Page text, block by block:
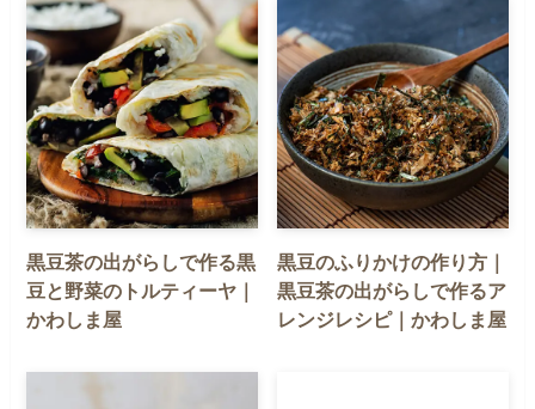
黒豆茶の出がらしで作る黒
豆と野菜のトルティーヤ｜
かわしま屋
黒豆のふりかけの作り方｜
黒豆茶の出がらしで作るア
レンジレシピ｜かわしま屋